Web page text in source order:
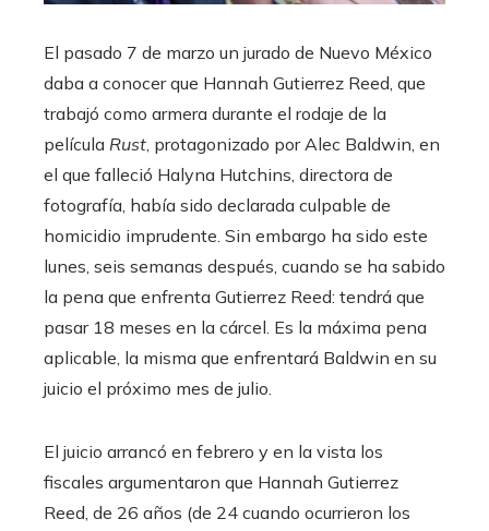
El pasado 7 de marzo un jurado de Nuevo México
daba a conocer que Hannah Gutierrez Reed, que
trabajó como armera durante el rodaje de la
película Rust, protagonizado por Alec Baldwin, en
el que falleció Halyna Hutchins, directora de
fotografía, había sido declarada culpable de
homicidio imprudente. Sin embargo ha sido este
lunes, seis semanas después, cuando se ha sabido
la pena que enfrenta Gutierrez Reed: tendrá que
pasar 18 meses en la cárcel. Es la máxima pena
aplicable, la misma que enfrentará Baldwin en su
juicio el próximo mes de julio.
El juicio arrancó en febrero y en la vista los
fiscales argumentaron que Hannah Gutierrez
Reed, de 26 años (de 24 cuando ocurrieron los